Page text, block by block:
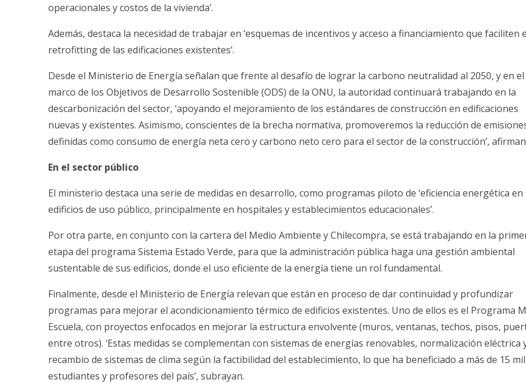
operacionales y costos de la vivienda’.
Además, destaca la necesidad de trabajar en ‘esquemas de incentivos y acceso a financiamiento que faciliten
retrofitting de las edificaciones existentes’.
Desde el Ministerio de Energía señalan que frente al desafío de lograr la carbono neutralidad al 2050, y en el
marco de los Objetivos de Desarrollo Sostenible (ODS) de la ONU, la autoridad continuará trabajando en la
descarbonización del sector, ‘apoyando el mejoramiento de los estándares de construcción en edificaciones
nuevas y existentes. Asimismo, conscientes de la brecha normativa, promoveremos la reducción de
definidas como consumo de energía neta cero y carbono neto cero para el sector de la construcción’,
En el sector público
El ministerio destaca una serie de medidas en desarrollo, como programas piloto de ‘eficiencia energética en
edificios de uso público, principalmente en hospitales y establecimientos educacionales’.
Por otra parte, en conjunto con la cartera del Medio Ambiente y Chilecompra, se está trabajando en la
etapa del programa Sistema Estado Verde, para que la administración pública haga una gestión ambiental
sustentable de sus edificios, donde el uso eficiente de la energía tiene un rol fundamental.
Finalmente, desde el Ministerio de Energía relevan que están en proceso de dar continuidad y profundizar
programas para mejorar el acondicionamiento térmico de edificios existentes. Uno de ellos es el Programa
Escuela, con proyectos enfocados en mejorar la estructura envolvente (muros, ventanas, techos, pisos,
entre otros). ‘Estas medidas se complementan con sistemas de energías renovables, normalización eléctrica
recambio de sistemas de clima según la factibilidad del establecimiento, lo que ha beneficiado a más de 15 mil
estudiantes y profesores del país’, subrayan.